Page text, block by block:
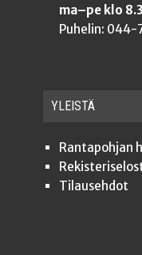
ma–pe klo
Puhelin: 044-
YLEISTÄ
Ran­ta­poh­jan
Tilauseh­dot